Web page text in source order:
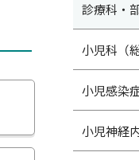
診療科・
小児科（
小児感染
小児神経